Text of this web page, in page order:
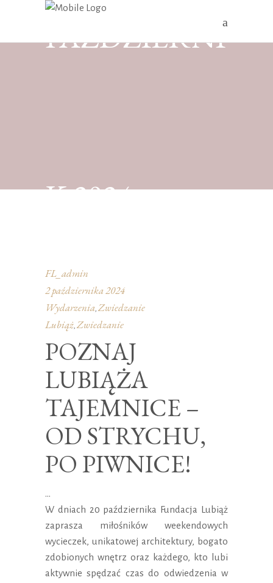
PAŹDZIERNI
K 2024
FL_admin
2 października 2024
Wydarzenia, Zwiedzanie
Lubiąż, Zwiedzanie
POZNAJ
LUBIĄŻA
TAJEMNICE –
OD STRYCHU,
PO PIWNICE!
W dniach 20 października Fundacja Lubiąż
zaprasza miłośników weekendowych
wycieczek, unikatowej architektury, bogato
zdobionych wnętrz oraz każdego, kto lubi
aktywnie spędzać czas do odwiedzenia w